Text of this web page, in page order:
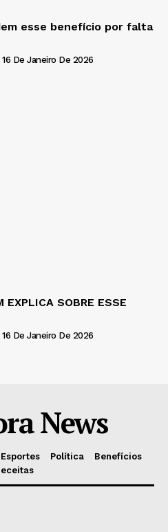
esse benefício por falta
16 De Janeiro De 2026
EXPLICA SOBRE ESSE
16 De Janeiro De 2026
News
Esportes Política
Benefícios